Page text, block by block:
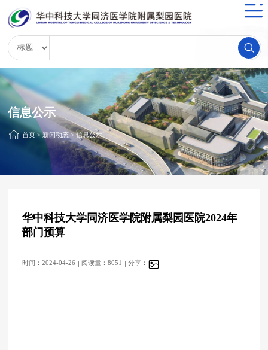
信息公示
首页>新闻动态>信息公示
华中科技大学同济医学院附属梨园医院2024年
部门预算
时间：2024-04-26 阅读量：8051 分享：